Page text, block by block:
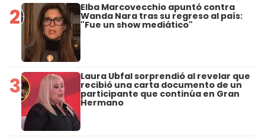
2 Elba Marcovecchio apuntó contra
Wanda Nara tras su regreso al país:
"Fue un show mediático"
3 Laura Ubfal sorprendió al revelar que
recibió una carta documento de un
participante que continúa en Gran
Hermano